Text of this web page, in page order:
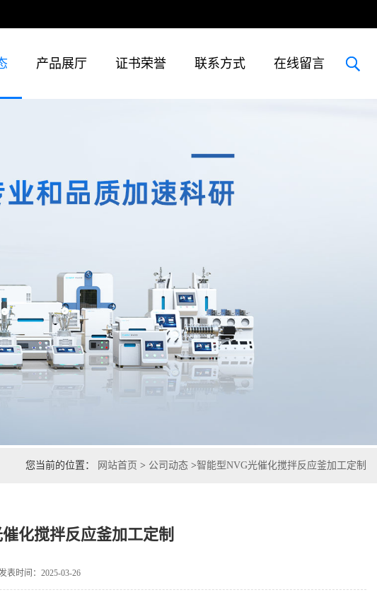
产品展厅 证书荣誉 联系方式 在线留言
您当前的位置： 网站首页 > 公司动态 >智能型NVG光催化搅拌反应釜加工定制
化搅拌反应釜加工定制
表时间：2025-03-26